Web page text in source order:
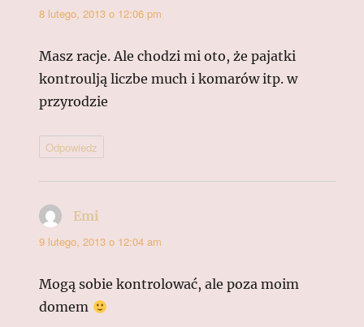
8 lutego, 2013 o 12:06 pm
Masz racje. Ale chodzi mi oto, że pajatki
kontroulją liczbe much i komarów itp. w
przyrodzie
Odpowiedz
Emi
9 lutego, 2013 o 12:04 am
Mogą sobie kontrolować, ale poza moim
domem